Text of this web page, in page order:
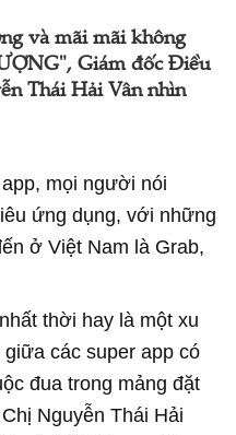
và mãi mãi không
Giám đốc Điều
Thái Hải Vân nhìn
mọi người nói
ứng dụng, với những
ở Việt Nam là Grab,
thời hay là một xu
các super app có
đua trong mảng đặt
Nguyễn Thái Hải